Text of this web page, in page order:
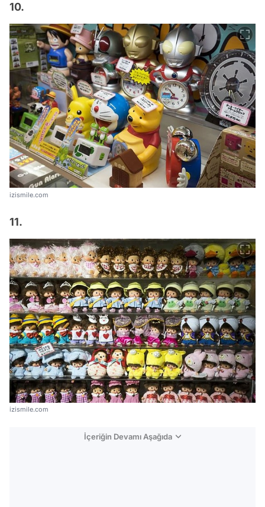
10.
izismile.com
11.
izismile.com
İçeriğin Devamı Aşağıda